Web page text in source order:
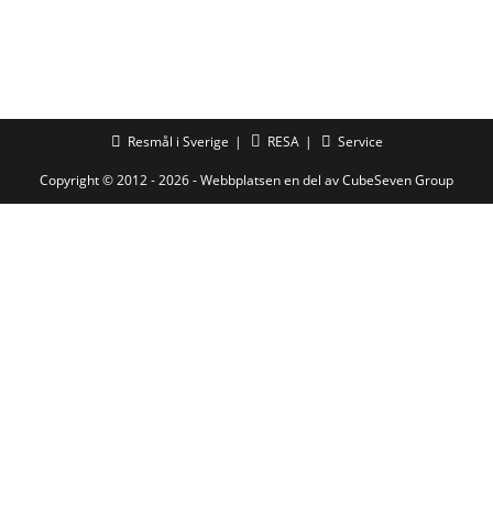
Resmål i Sverige RESA Service
Copyright © 2012 - 2026 - Webbplatsen en del avCubeSeven Group